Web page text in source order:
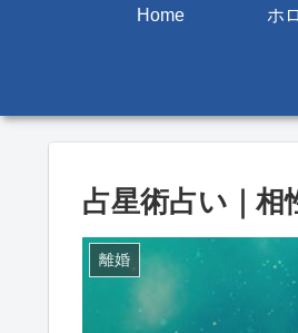
Home ホ
占星術占い｜
離婚